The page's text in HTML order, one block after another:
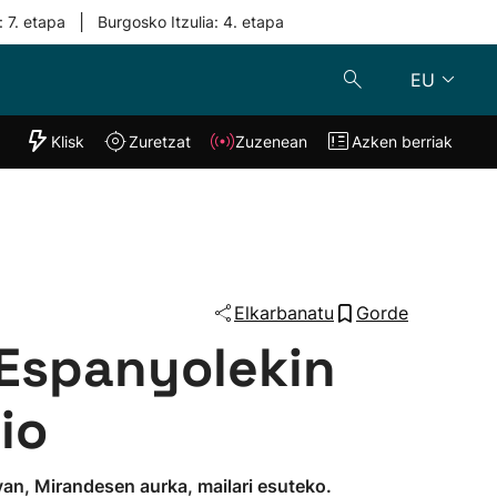
7. etapa Burgosko Itzulia: 4. etapa
EU
"Helmuga"
Klisk Zuzenean
Klisk Zuretzat Zuzenean Azken berriak
Elkarbanatu Gorde
Mirandesen aurka, mailari esuteko.